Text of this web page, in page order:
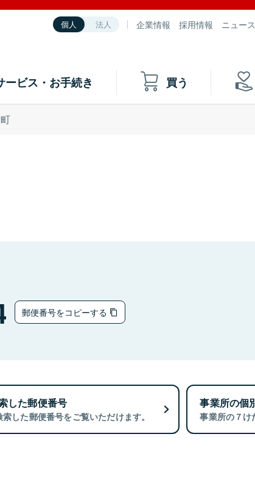
個人 法人 企業情報 採用情報 ニュー
ービス・お手続き 買う
郵便番号をコピーする
した郵便番号
した郵便番号をご覧いただけます。
事業所の個
事業所の７け